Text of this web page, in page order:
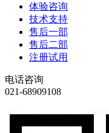
体验咨询
技术支持
售后一部
售后二部
注册试用
电话咨询
021-68909108